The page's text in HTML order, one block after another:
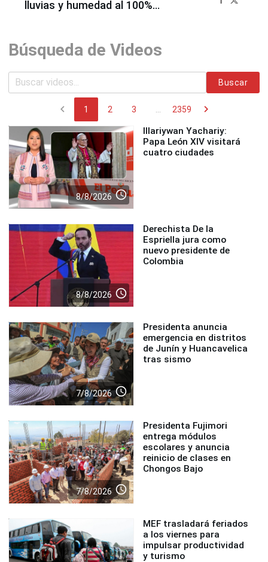
lluvias y humedad al 100%
Búsqueda de Videos
Buscar
chevron_left 1 2 3 2359 chevron_right
8/8/2026 access_time
Illariywan Yachariy:
Papa León XIV visitará
cuatro ciudades
8/8/2026 access_time
Derechista De la
Espriella jura como
nuevo presidente de
Colombia
7/8/2026 access_time
Presidenta anuncia
emergencia en distritos
de Junín y Huancavelica
tras sismo
7/8/2026 access_time
Presidenta Fujimori
entrega módulos
escolares y anuncia
reinicio de clases en
Chongos Bajo
MEF trasladará feriados
a los viernes para
impulsar productividad
y turismo